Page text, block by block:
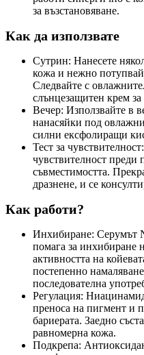
за възстановяване.
Как да използвате
Сутрин: Нанесете
кожа и нежно
Следвайте с
слънцезащитен крем за
Вечер: Използвайте в
нанасяйки под
силни ексфолиращи
Тест за
чувствителност преди
съвместимостта.
дразнене, и се
Как работи?
Инхибиране: Серумът
помага за инхибиране
активността на
постепенно
последователна
Регулация:
преноса на пигмент и
бариерата. Заедно
равномерна кожа.
Подкрепа: